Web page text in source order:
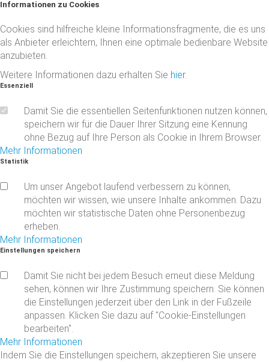
Informationen zu Cookies
Cookies sind hilfreiche kleine Informationsfragmente, die es uns
als Anbieter erleichtern, Ihnen eine optimale bedienbare Website
anzubieten.
Weitere Informationen dazu erhalten Sie hier.
Essenziell
Damit Sie die essentiellen Seitenfunktionen nutzen können,
speichern wir für die Dauer Ihrer Sitzung eine Kennung
ohne Bezug auf Ihre Person als Cookie in Ihrem Browser.
Mehr Informationen
Statistik
Um unser Angebot laufend verbessern zu können,
möchten wir wissen, wie unsere Inhalte ankommen. Dazu
möchten wir statistische Daten ohne Personenbezug
erheben.
Mehr Informationen
Einstellungen speichern
Damit Sie nicht bei jedem Besuch erneut diese Meldung
sehen, können wir Ihre Zustimmung speichern. Sie können
die Einstellungen jederzeit über den Link in der Fußzeile
anpassen. Klicken Sie dazu auf "Cookie-Einstellungen
bearbeiten".
Mehr Informationen
Indem Sie die Einstellungen speichern, akzeptieren Sie unsere